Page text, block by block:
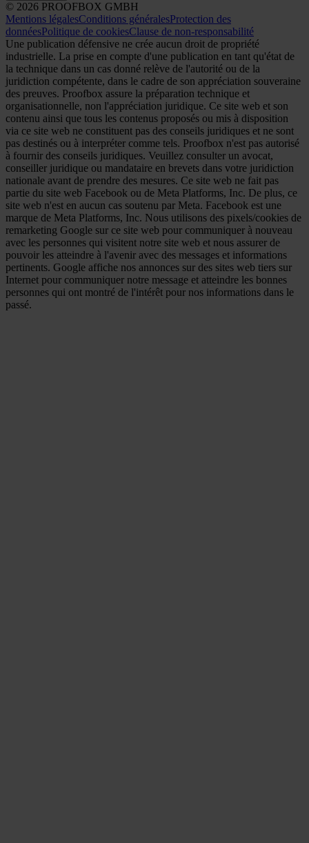
© 2026 PROOFBOX GMBH
Mentions légalesConditions généralesProtection des
donnéesPolitique de cookiesClause de non-responsabilité
Une publication défensive ne crée aucun droit de propriété
industrielle. La prise en compte d'une publication en tant qu'état de
la technique dans un cas donné relève de l'autorité ou de la
juridiction compétente, dans le cadre de son appréciation souveraine
des preuves. Proofbox assure la préparation technique et
organisationnelle, non l'appréciation juridique. Ce site web et son
contenu ainsi que tous les contenus proposés ou mis à disposition
via ce site web ne constituent pas des conseils juridiques et ne sont
pas destinés ou à interpréter comme tels. Proofbox n'est pas autorisé
à fournir des conseils juridiques. Veuillez consulter un avocat,
conseiller juridique ou mandataire en brevets dans votre juridiction
nationale avant de prendre des mesures. Ce site web ne fait pas
partie du site web Facebook ou de Meta Platforms, Inc. De plus, ce
site web n'est en aucun cas soutenu par Meta. Facebook est une
marque de Meta Platforms, Inc. Nous utilisons des pixels/cookies de
remarketing Google sur ce site web pour communiquer à nouveau
avec les personnes qui visitent notre site web et nous assurer de
pouvoir les atteindre à l'avenir avec des messages et informations
pertinents. Google affiche nos annonces sur des sites web tiers sur
Internet pour communiquer notre message et atteindre les bonnes
personnes qui ont montré de l'intérêt pour nos informations dans le
passé.